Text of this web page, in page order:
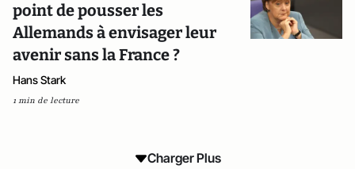
point de pousser les
Allemands à envisager leur
avenir sans la France ?
Hans Stark
1 min de lecture
Charger Plus